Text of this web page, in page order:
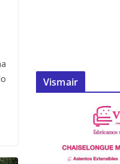
Vismair